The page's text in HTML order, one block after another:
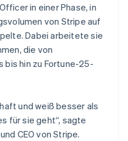
in einer Phase, in
von Stripe auf
Dabei arbeitete sie
die von
hin zu Fortune-25-
und weiß besser als
für sie geht“, sagte
CEO von Stripe.